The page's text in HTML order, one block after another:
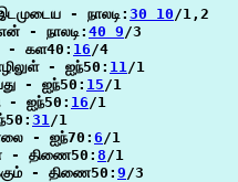
- நாலடி:
30 10/1,2
- நாலடி: 40 9/3
- கள40: 16/4
- ஐந்50: 11/1
- ஐந்50: 15/1
- ஐந்50: 16/1
31/1
- ஐந்70:6/1
- திணை50:8/1
- திணை50: 9/3